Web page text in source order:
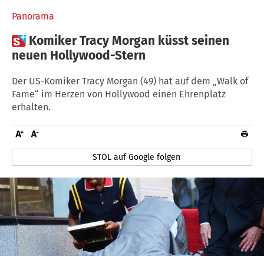
Panorama
 Komiker Tracy Morgan küsst seinen
neuen Hollywood-Stern
Der US-Komiker Tracy Morgan (49) hat auf dem „Walk of
Fame“ im Herzen von Hollywood einen Ehrenplatz
erhalten.
STOL auf Google folgen